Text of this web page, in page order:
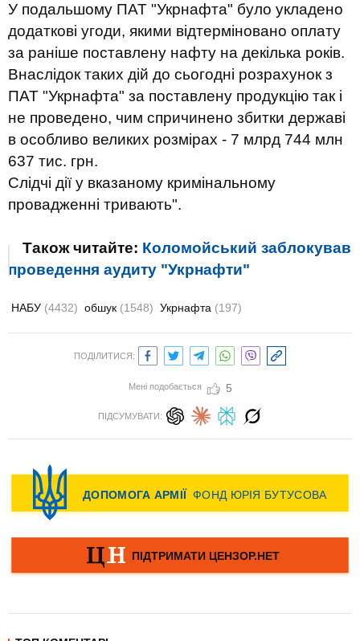
У подальшому ПАТ "Укрнафта" було укладено
додаткові угоди, якими відтерміновано оплату
за раніше поставлену нафту на декілька років.
Внаслідок таких дій до сьогодні розрахунок з
ПАТ "Укрнафта" за поставлену продукцію так і
не проведено, чим спричинено збитки державі
в особливо великих розмірах - 7 млрд 744 млн
637 тис. грн.
Слідчі дії у вказаному кримінальному
провадженні тривають".
Також читайте: Коломойський заблокував
проведення аудиту "Укрнафти"
НАБУ (4432) обшук (1548) Укрнафта (197)
ПОДІЛИТИСЯ:
Мені подобається 5
ПІДСУМУВАТИ: